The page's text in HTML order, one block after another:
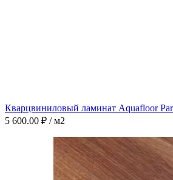
Кварцвиниловый ламинат Aquafloor
5 600.00 ₽ / м2